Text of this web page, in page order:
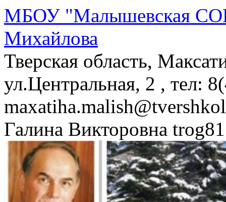
МБОУ "Малышевская
Михайлова
Тверская область,
ул.Центральная, 2 , тел:
Галина Викторовна